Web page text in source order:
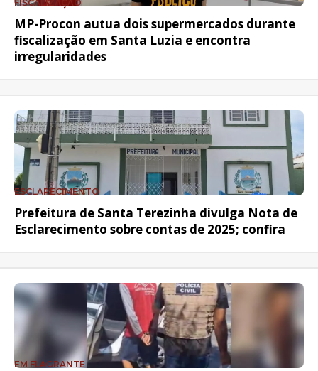
FISCALIZAÇÃO
MP-Procon autua dois supermercados durante
fiscalização em Santa Luzia e encontra
irregularidades
ESCLARECIMENTO
Prefeitura de Santa Terezinha divulga Nota de
Esclarecimento sobre contas de 2025; confira
EM FLAGRANTE